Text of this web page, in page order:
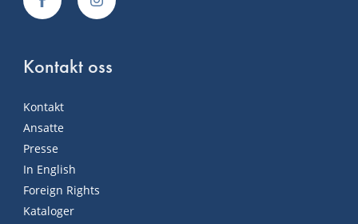
Kontakt oss
Kontakt
Ansatte
Presse
In English
Foreign Rights
Kataloger